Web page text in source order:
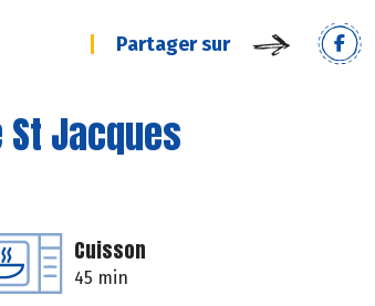
Partager sur
Jacques
Cuisson
45 min